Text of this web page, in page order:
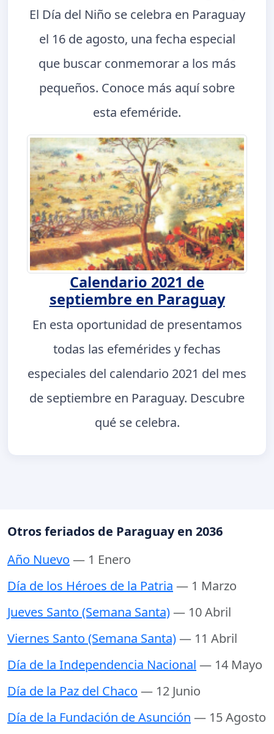
El Día del Niño se celebra en Paraguay
el 16 de agosto, una fecha especial
que buscar conmemorar a los más
pequeños. Conoce más aquí sobre
esta efeméride.
Calendario 2021 de
septiembre en Paraguay
En esta oportunidad de presentamos
todas las efemérides y fechas
especiales del calendario 2021 del mes
de septiembre en Paraguay. Descubre
qué se celebra.
Otros feriados de Paraguay en 2036
Año Nuevo — 1 Enero
Día de los Héroes de la Patria — 1 Marzo
Jueves Santo (Semana Santa)— 10 Abril
Viernes Santo (Semana Santa)— 11 Abril
Día de la Independencia Nacional — 14 Mayo
Día de la Paz del Chaco — 12 Junio
Día de la Fundación de Asunción — 15 Agosto